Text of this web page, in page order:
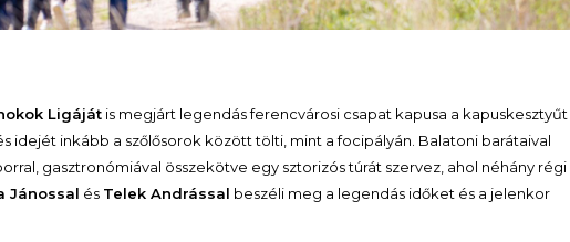
Ligáját is megjárt legendás ferencvárosi csapat kapusa a kapuskesztyűt
idejét inkább a szőlősorok között tölti, mint a focipályán. Balatoni barátaival
gasztronómiával összekötve egy sztorizós túrát szervez, ahol néhány régi
Jánossal és Telek Andrással beszéli meg a legendás időket és a jelenkor